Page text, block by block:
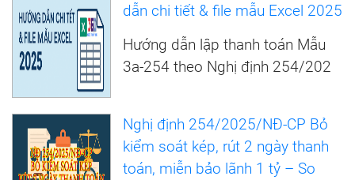
dẫn chi tiết & file mẫu Excel 2025
Hướng dẫn lập thanh toán Mẫu
3a-254 theo Nghị định 254/202
Nghị định 254/2025/NĐ-CP Bỏ
kiểm soát kép, rút 2 ngày thanh
toán, miễn bảo lãnh 1 tỷ – So